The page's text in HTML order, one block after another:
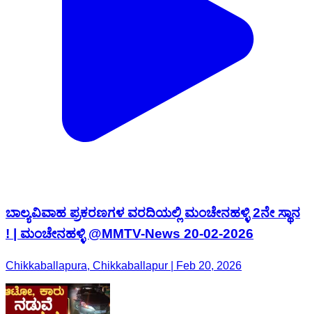
ಬಾಲ್ಯವಿವಾಹ ಪ್ರಕರಣಗಳ ವರದಿಯಲ್ಲಿ ಮಂಚೇನಹಳ್ಳಿ 2ನೇ ಸ್ಥಾನ
! | ಮಂಚೇನಹಳ್ಳಿ @MMTV-News 20-02-2026
Chikkaballapura, Chikkaballapur | Feb 20, 2026